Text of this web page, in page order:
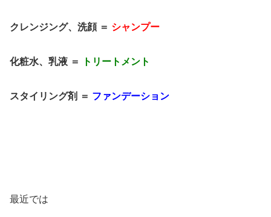
クレンジング、洗顔 ＝ シャンプー
化粧水、乳液 ＝ トリートメント
スタイリング剤 ＝ ファンデーション
最近では